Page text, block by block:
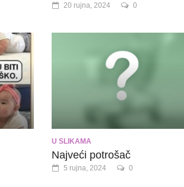
20 rujna, 2024 0
U SLIKAMA
Najveći potrošač
5 rujna, 2024 0